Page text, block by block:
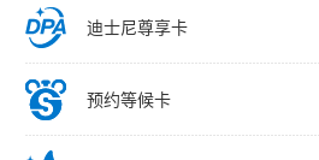
迪士尼尊享卡
预约等候卡